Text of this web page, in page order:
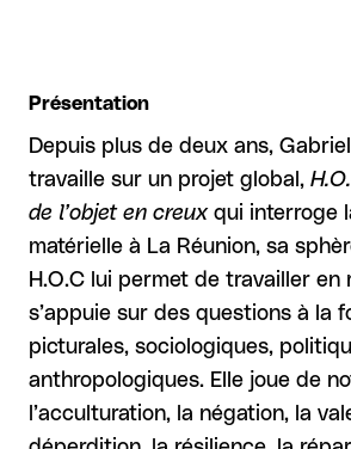
Présentation
Depuis plus de deux ans,
travaille sur un projet global,
de l’objet en creux qui interroge
matérielle à La Réunion, sa
H.O.C lui permet de travailler en
s’appuie sur des questions à la
picturales, sociologiques,
anthropologiques. Elle joue de
l’acculturation, la négation, la